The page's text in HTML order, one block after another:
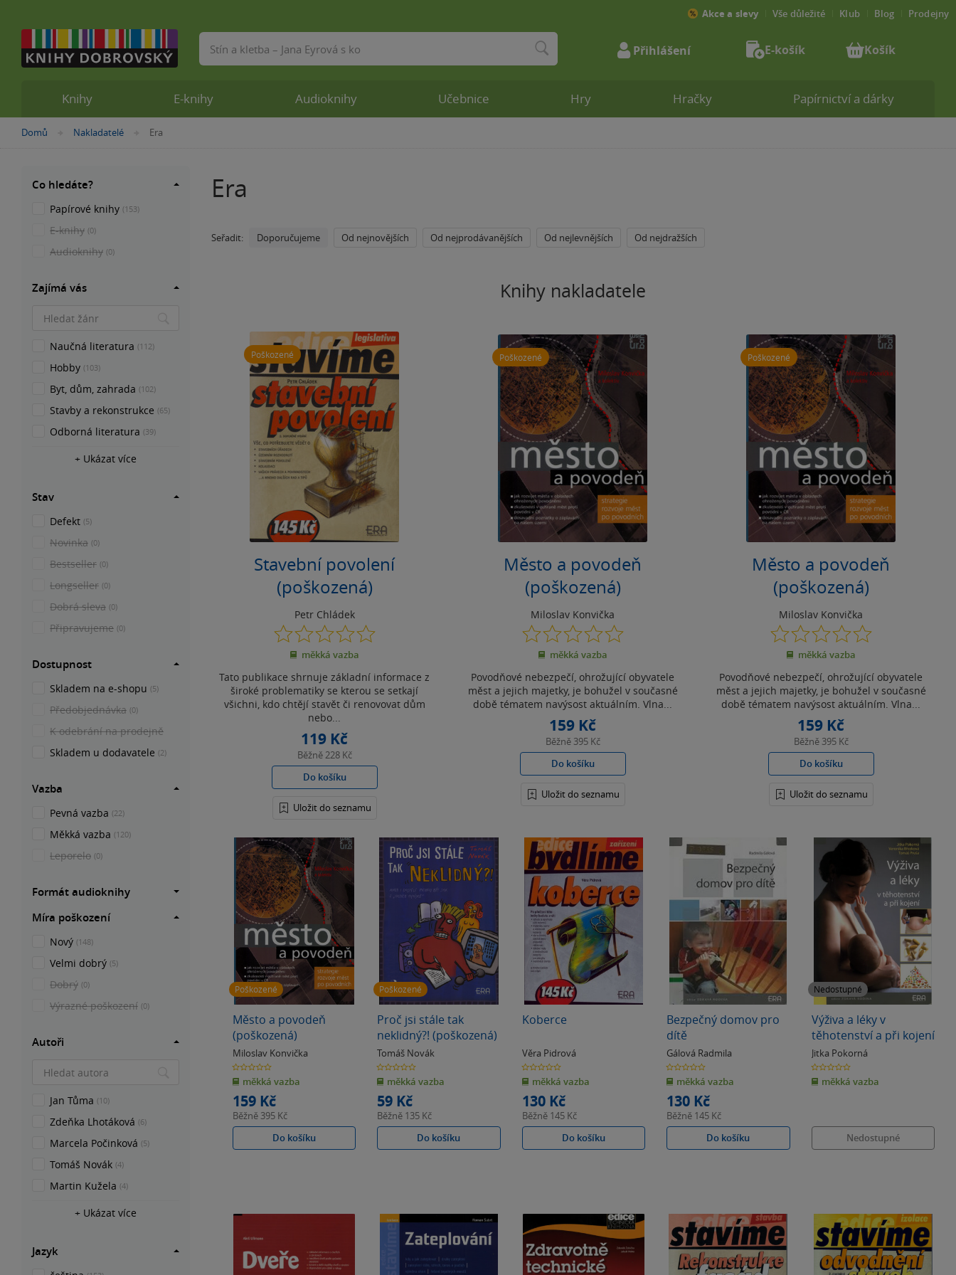
Nacházíte
Domů »
Nakladatelé »
Era
Era
Seřadit: Doporučujeme Od nejnovějších Od nejprodávanějších Od nejlevnějších Od nejdražších
Knihy nakladatele
Poškozené
Stavební povolení
(poškozená)
Petr Chládek
0.0
z
5
měkká vazba
Tato publikace shrnuje základní informace z
široké problematiky se kterou se setkají
všichni, kdo chtějí stavět či renovovat dům
nebo...
119 Kč
Běžně 228 Kč
Do košíku
Uložit do seznamu
Poškozené
Město a povodeň
(poškozená)
Miloslav Konvička
0.0
z
5
měkká vazba
Povodňové nebezpečí, ohrožující obyvatele
měst a jejich majetky, je bohužel v současné
době tématem navýsost aktuálním. Vlna...
159 Kč
Běžně 395 Kč
Do košíku
Uložit do seznamu
Poškozené
Město a povodeň
(poškozená)
Miloslav Konvička
0.0
z
5
měkká vazba
Povodňové nebezpečí, ohrožující obyvatele
měst a jejich majetky, je bohužel v současné
době tématem navýsost aktuálním. Vlna...
159 Kč
Běžně 395 Kč
Do košíku
Uložit do seznamu
Poškozené
Město a povodeň
(poškozená)
Miloslav Konvička
0.0
z
5
hvězdiček
měkká vazba
159 Kč
Běžně 395 Kč
Do košíku
Poškozené
Proč jsi stále tak
neklidný?! (poškozená)
Tomáš Novák
0.0
z
5
hvězdiček
měkká vazba
59 Kč
Běžně 135 Kč
Do košíku
Koberce
Věra Pidrová
0.0
z
5
hvězdiček
měkká vazba
130 Kč
Běžně 145 Kč
Do košíku
Bezpečný domov pro
dítě
Gálová Radmila
0.0
z
5
hvězdiček
měkká vazba
130 Kč
Běžně 145 Kč
Do košíku
Nedostupné
Výživa a léky v
těhotenství a při kojení
Jitka Pokorná
0.0
z
5
hvězdiček
měkká vazba
Nedostupné
Co hledáte?
Papírové knihy (153)
E-knihy (0)
Audioknihy (0)
Zajímá vás
Naučná literatura (112)
Hobby (103)
Byt, dům, zahrada (102)
Stavby a rekonstrukce (65)
Odborná literatura (39)
+ Ukázat více
Stav
Defekt (5)
Novinka (0)
Bestseller (0)
Longseller (0)
Dobrá sleva (0)
Připravujeme (0)
Dostupnost
Skladem na e-shopu (5)
Předobjednávka (0)
K odebrání na prodejně
Skladem u dodavatele (2)
Vazba
Pevná vazba (22)
Měkká vazba (120)
Leporelo (0)
Formát audioknihy
Míra poškození
Nový (148)
Velmi dobrý (5)
Dobrý (0)
Výrazné poškození (0)
Autoři
Jan Tůma (10)
Zdeňka Lhotáková (6)
Marcela Počinková (5)
Tomáš Novák (4)
Martin Kužela (4)
+ Ukázat více
Jazyk
Knihy E-knihy Audioknihy Učebnice Hry Hračky Papírnictví a dárky
Akce a slevy Vše důležité Klub Blog Prodejny
Vyhledávání Přihlášení E-košík Košík